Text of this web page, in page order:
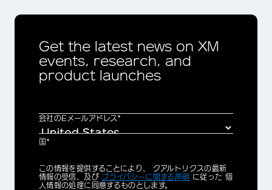
Get the latest news on XM
events, research, and
product launches
会社のEメールアドレス*
国*
Privacy
Optin
この情報を提供することにより、 クアルトリクスの最新
情報の受信、及び プライバシーに関する声明 に従った 個
人情報の処理に同意するものとします。